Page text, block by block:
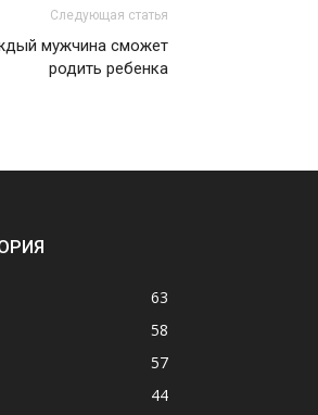
Следующая статья
мужчина сможет
родить ребенка
63
58
57
44